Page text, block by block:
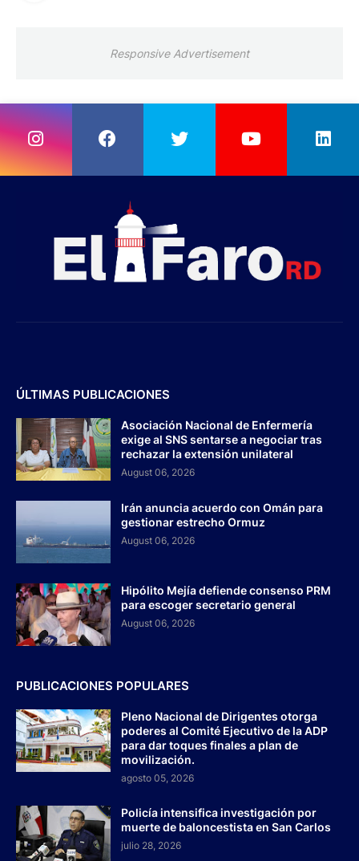
Responsive Advertisement
ÚLTIMAS PUBLICACIONES
Asociación Nacional de Enfermería
exige al SNS sentarse a negociar tras
rechazar la extensión unilateral
August 06, 2026
Irán anuncia acuerdo con Omán para
gestionar estrecho Ormuz
August 06, 2026
Hipólito Mejía defiende consenso PRM
para escoger secretario general
August 06, 2026
PUBLICACIONES POPULARES
Pleno Nacional de Dirigentes otorga
poderes al Comité Ejecutivo de la ADP
para dar toques finales a plan de
movilización.
agosto 05, 2026
Policía intensifica investigación por
muerte de baloncestista en San Carlos
julio 28, 2026